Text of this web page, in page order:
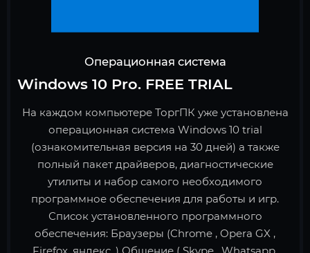
Операционная система
Windows 10 Pro. FREE TRIAL
На каждом компьютере ТоргПК уже установлена
операционная система Windows 10 trial
(ознакомительная версия на 30 дней) а также
полный пакет драйверов, диагностические
утилиты и набор самого необходимого
программное обеспечения для работы и игр.
Список установленного программного
обеспечения: Браузеры (Chrome , Opera GX ,